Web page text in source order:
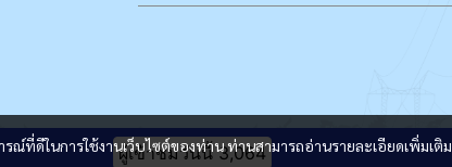
ที่ดีในการใช้งานเว็บไซต์ของท่าน ท่านสามารถอ่านรายละเอียดเพิ่มเติม
ผู้เข้าชมวันนี้3,064